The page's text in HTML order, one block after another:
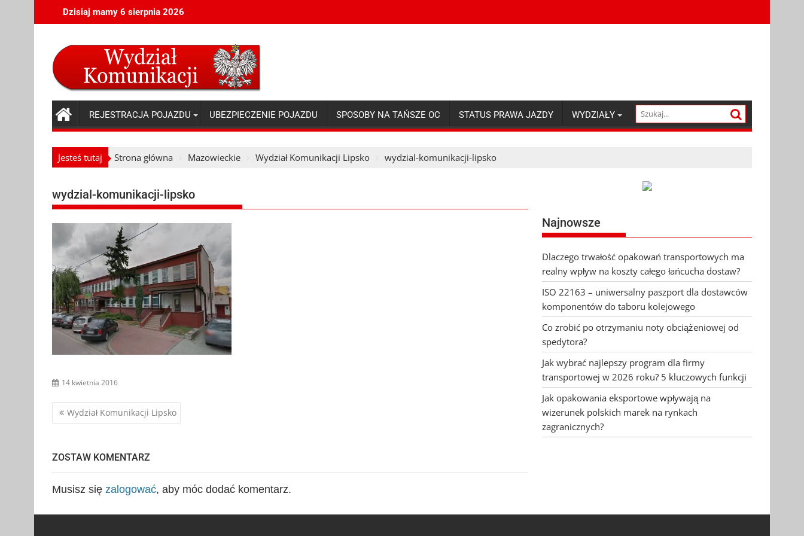
to
Dzisiaj mamy 6 sierpnia 2026
REJESTRACJA POJAZDU UBEZPIECZENIE POJAZDU SPOSOBY NA TAŃSZE OC STATUS PRAWA JAZDY WYDZIAŁY
Jesteś tutaj Strona główna Mazowieckie Wydział Komunikacji Lipsko wydzial-komunikacji-lipsko
wydzial-komunikacji-lipsko
14 kwietnia 2016
Nawigacja
Wydział Komunikacji Lipsko
ZOSTAW KOMENTARZ
Musisz się zalogować, aby móc dodać komentarz.
Najnowsze
Dlaczego trwałość opakowań transportowych ma
realny wpływ na koszty całego łańcucha dostaw?
ISO 22163 – uniwersalny paszport dla dostawców
komponentów do taboru kolejowego
Co zrobić po otrzymaniu noty obciążeniowej od
spedytora?
Jak wybrać najlepszy program dla firmy
transportowej w 2026 roku? 5 kluczowych funkcji
Jak opakowania eksportowe wpływają na
wizerunek polskich marek na rynkach
zagranicznych?